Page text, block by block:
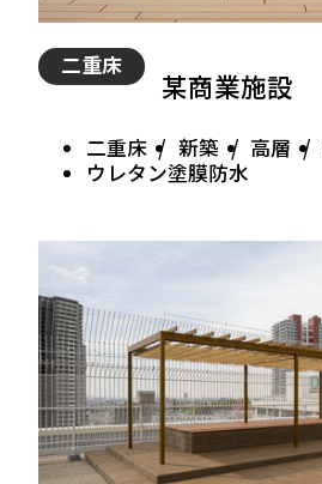
二重床
某商業施設
二重床 新築 高層
ウレタン塗膜防水